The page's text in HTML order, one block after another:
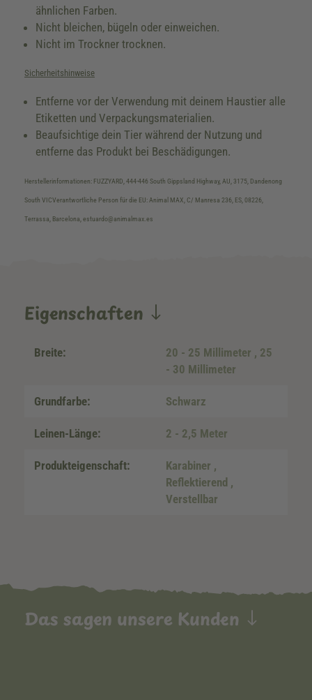
ähnlichen Farben.
Nicht bleichen, bügeln oder einweichen.
Nicht im Trockner trocknen.
Sicherheitshinweise
Entferne vor der Verwendung mit deinem Haustier alle
Etiketten und Verpackungsmaterialien.
Beaufsichtige dein Tier während der Nutzung und
entferne das Produkt bei Beschädigungen.
Herstellerinformationen: FUZZYARD, 444-446 South Gippsland Highway, AU, 3175, Dandenong
South VICVerantwortliche Person für die EU: Animal MAX, C/ Manresa 236, ES, 08226,
Terrassa, Barcelona, estuardo@animalmax.es
Eigenschaften
Breite: 20 - 25 Millimeter , 25
- 30 Millimeter
Grundfarbe: Schwarz
Leinen-Länge: 2 - 2,5 Meter
Produkteigenschaft: Karabiner ,
Reflektierend ,
Verstellbar
Das sagen unsere Kunden